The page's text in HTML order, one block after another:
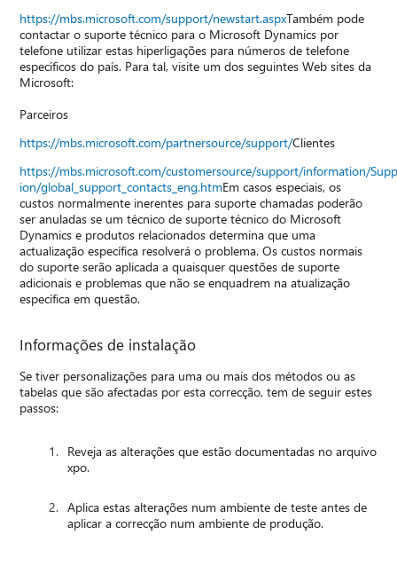
https://mbs.microsoft.com/support/newstart.aspxTambém pode
contactar o suporte técnico para o Microsoft Dynamics por
telefone utilizar estas hiperligações para números de telefone
específicos do país. Para tal, visite um dos seguintes Web sites da
Microsoft:
Parceiros
https://mbs.microsoft.com/partnersource/support/Clientes
https://mbs.microsoft.com/customersource/support/information/
ion/global_support_contacts_eng.htmEm casos especiais, os
custos normalmente inerentes para suporte chamadas poderão
ser anuladas se um técnico de suporte técnico do Microsoft
Dynamics e produtos relacionados determina que uma
actualização específica resolverá o problema. Os custos normais
do suporte serão aplicada a quaisquer questões de suporte
adicionais e problemas que não se enquadrem na atualização
específica em questão.
Informações de instalação
Se tiver personalizações para uma ou mais dos métodos ou as
tabelas que são afectadas por esta correcção, tem de seguir estes
passos:
Reveja as alterações que estão documentadas no arquivo
xpo.
Aplica estas alterações num ambiente de teste antes de
aplicar a correcção num ambiente de produção.